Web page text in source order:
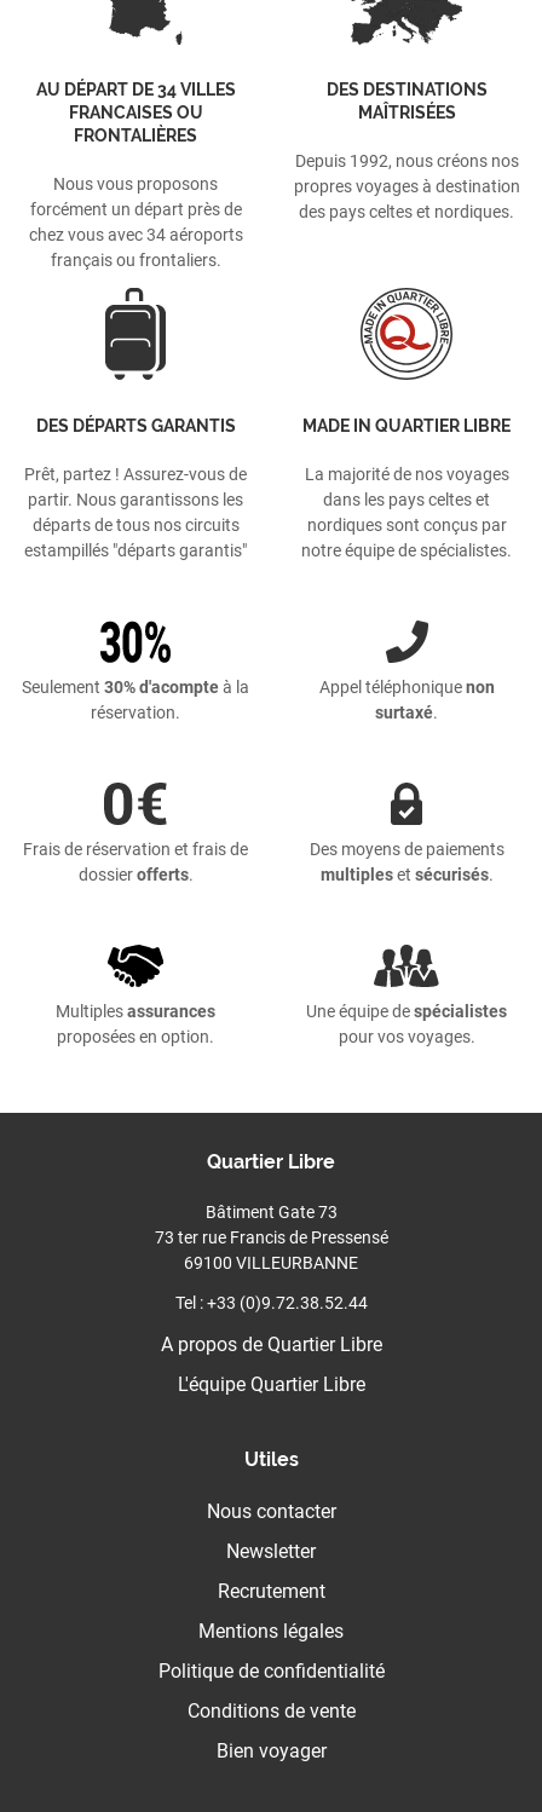
AU DÉPART DE 34 VILLES
FRANCAISES OU
FRONTALIÈRES
Nous vous proposons
forcément un départ près de
chez vous avec 34 aéroports
français ou frontaliers.
DES DESTINATIONS
MAÎTRISÉES
Depuis 1992, nous créons nos
propres voyages à destination
des pays celtes et nordiques.
DES DÉPARTS GARANTIS
Prêt, partez ! Assurez-vous de
partir. Nous garantissons les
départs de tous nos circuits
estampillés "départs garantis"
MADE IN QUARTIER LIBRE
La majorité de nos voyages
dans les pays celtes et
nordiques sont conçus par
notre équipe de spécialistes.
Seulement 30% d'acompteà la
réservation.
Appel téléphoniquenon
surtaxé.
Frais de réservation et frais de
dossierofferts.
Des moyens de paiements
multipleset sécurisés.
Multiplesassurances
proposées en option.
Une équipe despécialistes
pour vos voyages.
Quartier Libre
Bâtiment Gate 73
73 ter rue Francis de Pressensé
69100 VILLEURBANNE
Tel : +33 (0)9.72.38.52.44
A propos de Quartier Libre
L'équipe Quartier Libre
Utiles
Nous contacter
Newsletter
Recrutement
Mentions légales
Politique de confidentialité
Conditions de vente
Bien voyager